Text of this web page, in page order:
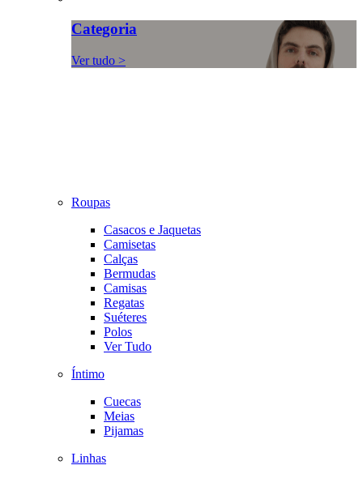
Categoria
Ver tudo >
Roupas
Casacos e Jaquetas
Camisetas
Calças
Bermudas
Camisas
Regatas
Suéteres
Polos
Ver Tudo
Íntimo
Cuecas
Meias
Pijamas
Linhas